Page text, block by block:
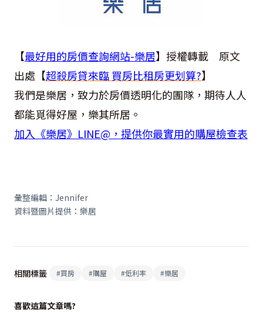
【最好用的房價查詢網站-樂居】授權轉載 原文
出處【超殺房貸來臨 買房比租房更划算?】
我們是樂居，致力於房價透明化的團隊，期待人人
都能覓得好屋，樂其所居。
加入《樂居》LINE@，提供你最實用的購屋檢查表
彙整編輯：Jennifer
資料暨圖片提供：樂居
相關標籤 #買房 #購屋 #低利率 #樂居
喜歡這篇文章嗎?